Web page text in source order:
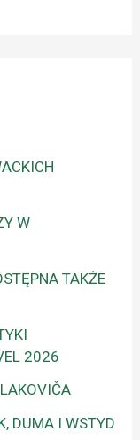
W
TAKŻE
2026
DUMA I WSTYD